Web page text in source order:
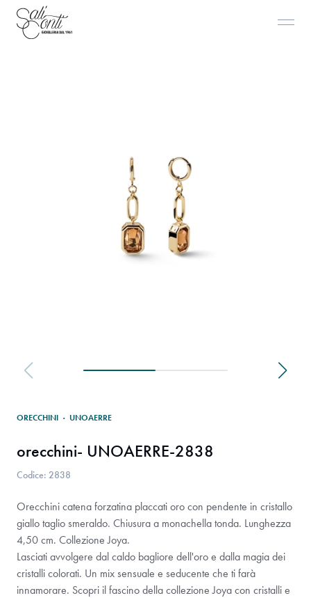
ORECCHINI · UNOAERRE
orecchini- UNOAERRE-2838
Codice: 2838
Orecchini catena forzatina placcati oro con pendente in cristallo
giallo taglio smeraldo. Chiusura a monachella tonda. Lunghezza
4,50 cm. Collezione Joya.
Lasciati avvolgere dal caldo bagliore dell'oro e dalla magia dei
cristalli colorati. Un mix sensuale e seducente che ti farà
innamorare. Scopri il fascino della collezione Joya con cristalli e